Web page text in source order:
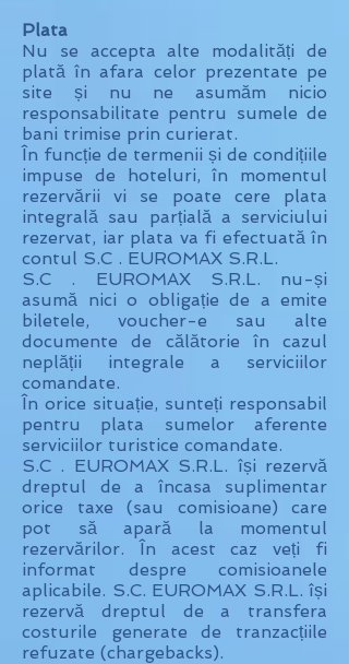
Plata
Nu se accepta alte modalități de
plată în afara celor prezentate pe
site și nu ne asumăm nicio
responsabilitate pentru sumele de
bani trimise prin curierat.
În funcție de termenii și de condițiile
impuse de hoteluri, în momentul
rezervării vi se poate cere plata
integrală sau parțială a serviciului
rezervat, iar plata va fi efectuată în
contul S.C . EUROMAX S.R.L.
S.C . EUROMAX S.R.L. nu-și
asumă nici o obligație de a emite
biletele, voucher-e sau alte
documente de călătorie în cazul
neplății integrale a serviciilor
comandate.
În orice situație, sunteți responsabil
pentru plata sumelor aferente
serviciilor turistice comandate.
S.C . EUROMAX S.R.L. își rezervă
dreptul de a încasa suplimentar
orice taxe (sau comisioane) care
pot să apară la momentul
rezervărilor. În acest caz veți fi
informat despre comisioanele
aplicabile. S.C. EUROMAX S.R.L. își
rezervă dreptul de a transfera
costurile generate de tranzacțiile
refuzate (chargebacks).